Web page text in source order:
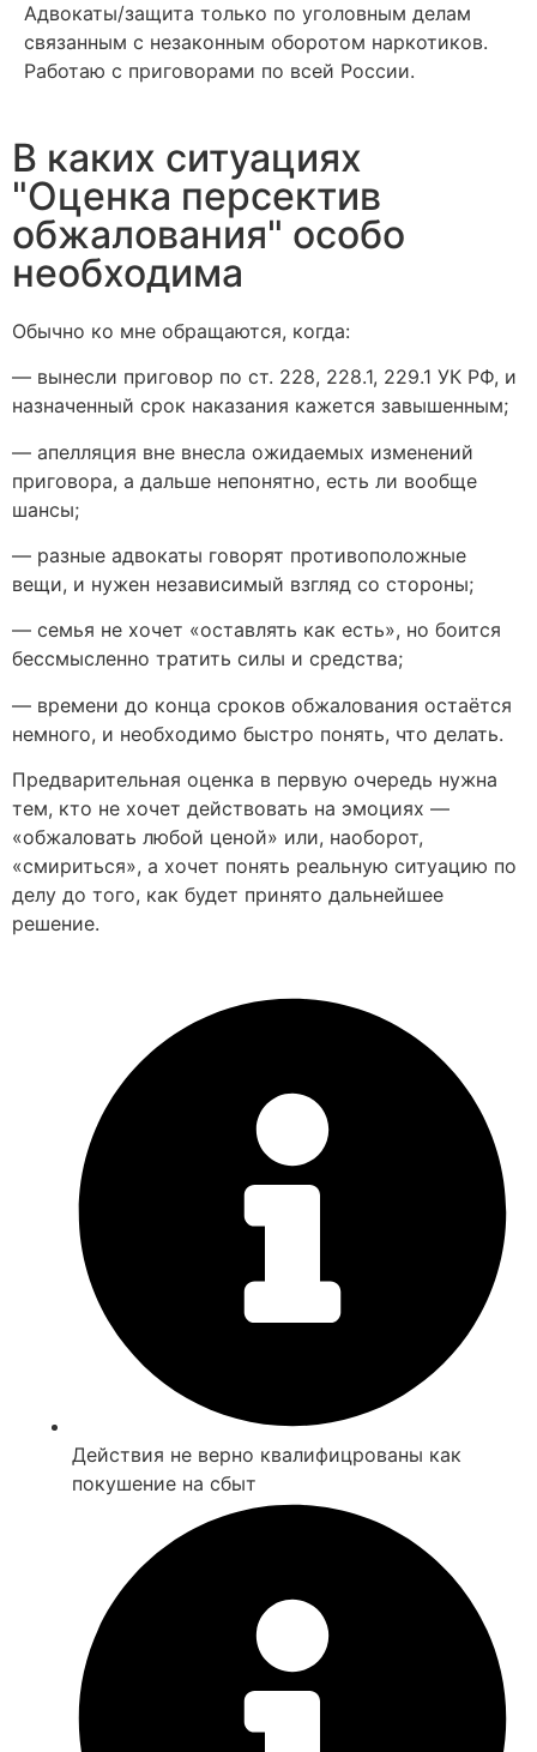
Адвокаты/защита только по уголовным делам
связанным с незаконным оборотом наркотиков.
Работаю с приговорами по всей России.
В каких ситуациях
"Оценка персектив
обжалования" особо
необходима
Обычно ко мне обращаются, когда:
— вынесли приговор по ст. 228, 228.1, 229.1 УК РФ, и
назначенный срок наказания кажется завышенным;
— апелляция вне внесла ожидаемых изменений
приговора, а дальше непонятно, есть ли вообще
шансы;
— разные адвокаты говорят противоположные
вещи, и нужен независимый взгляд со стороны;
— семья не хочет «оставлять как есть», но боится
бессмысленно тратить силы и средства;
— времени до конца сроков обжалования остаётся
немного, и необходимо быстро понять, что делать.
Предварительная оценка в первую очередь нужна
тем, кто не хочет действовать на эмоциях —
«обжаловать любой ценой» или, наоборот,
«смириться», а хочет понять реальную ситуацию по
делу до того, как будет принято дальнейшее
решение.
Действия не верно квалифицрованы как
покушение на сбыт